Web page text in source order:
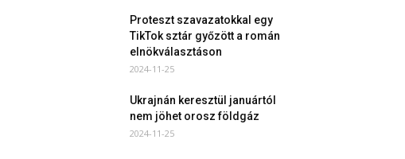
Proteszt szavazatokkal egy
TikTok sztár győzött a román
elnökválasztáson
2024-11-25
Ukrajnán keresztül januártól
nem jöhet orosz földgáz
2024-11-25